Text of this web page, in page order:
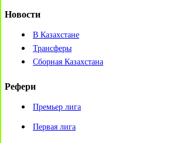
Новости
В Казахстане
Трансферы
Сборная Казахстана
Рефери
Премьер лига
Первая лига